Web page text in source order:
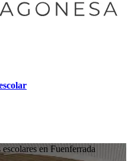
en Fuenferrada